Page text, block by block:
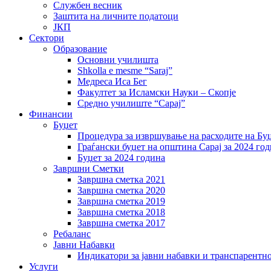
Службен весник
Заштита на личните податоци
ЈКП
Сектори
Образование
Основни училишта
Shkolla e mesme “Saraj”
Медреса Иса Бег
Факултет за Исламски Науки – Скопје
Средно училиште “Сарај”
Финансии
Буџет
Процедура за извршување на расходите на
Граѓански буџет на општина Сарај за 2024
Буџет за 2024 година
Завршни Сметки
Завршна сметка 2021
Завршна сметка 2020
Завршна сметка 2019
Завршна сметка 2018
Завршна сметка 2017
Ребаланс
Јавни Набавки
Индикатори за јавни набавки и
Услуги